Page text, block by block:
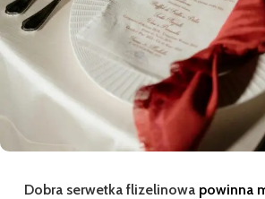
Dobra serwetka flizelinowapowinna